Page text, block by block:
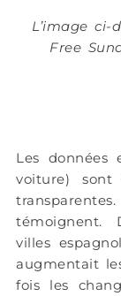
L’image ci-
Free
Les données
voiture)
transparentes.
témoignent.
villes
augmentait
fois les